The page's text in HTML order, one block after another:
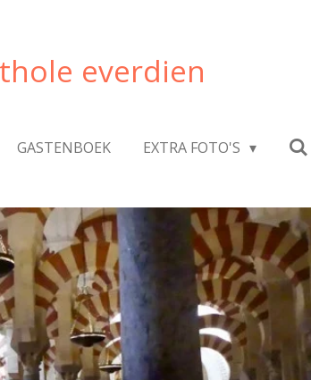
everdien
GASTENBOEK EXTRA FOTO'S